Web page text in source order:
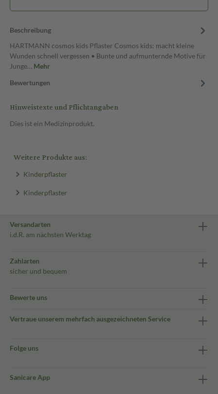
Beschreibung
HARTMANN cosmos kids Pflaster Cosmos kids: macht kleine
Wunden schnell vergessen • Bunte und aufmunternde Motive für
Junge… Mehr
Bewertungen
Hinweistexte und Pflichtangaben
Dies ist ein Medizinprodukt.
Weitere Produkte aus:
Kinderpflaster
Kinderpflaster
Versandarten
i.d.R. am nächsten Werktag
Zahlarten
sicher und bequem
Bewerte uns
Vertraue unserem mehrfach ausgezeichneten Service
Folge uns
Sanicare App